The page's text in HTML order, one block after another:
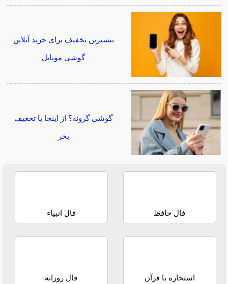
بیشترین تخفیف برای خرید آنلاین
گوشی موبایل
گوشی گرونه؟ از اینجا با تخغیف
بخر
فال حافظ فال انبیاء
استخاره با قرآن فال روزانه